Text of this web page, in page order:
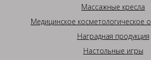
Массажные кресла
Медицинское косметологическое
Наградная продукция
Настольные игры